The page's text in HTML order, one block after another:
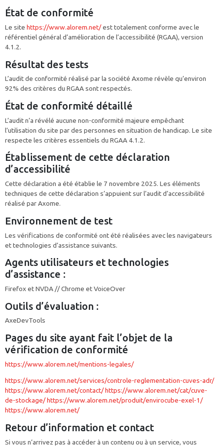
État de conformité
Le site https://www.alorem.net/est totalement conforme avec le
référentiel général d’amélioration de l’accessibilité (RGAA), version
4.1.2.
Résultat des tests
L’audit de conformité réalisé par la société Axome révèle qu’environ
92% des critères du RGAA sont respectés.
État de conformité détaillé
L’audit n’a révélé aucune non-conformité majeure empêchant
l’utilisation du site par des personnes en situation de handicap. Le site
respecte les critères essentiels du RGAA 4.1.2.
Établissement de cette déclaration
d’accessibilité
Cette déclaration a été établie le 7 novembre 2025. Les éléments
techniques de cette déclaration s’appuient sur l’audit d’accessibilité
réalisé par Axome.
Environnement de test
Les vérifications de conformité ont été réalisées avec les navigateurs
et technologies d’assistance suivants.
Agents utilisateurs et technologies
d’assistance :
Firefox et NVDA // Chrome et VoiceOver
Outils d’évaluation :
AxeDevTools
Pages du site ayant fait l’objet de la
vérification de conformité
https://www.alorem.net/mentions-legales/
https://www.alorem.net/services/controle-reglementation-cuves-adr/
https://www.alorem.net/contact/https://www.alorem.net/cat/cuve-
de-stockage/https://www.alorem.net/produit/envirocube-exel-1/
https://www.alorem.net/
Retour d’information et contact
Si vous n’arrivez pas à accéder à un contenu ou à un service, vous